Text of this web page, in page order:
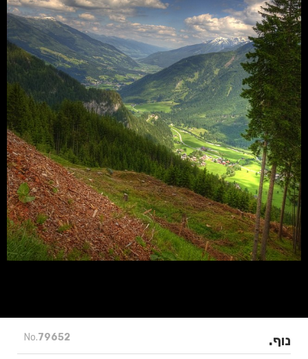
No.79652 נוף.